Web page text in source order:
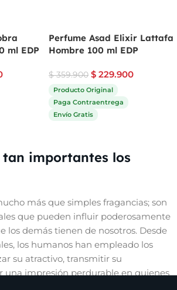
ml EDP
Perfume Asad Elixir Lattafa
Hombre 100 ml EDP
$359.900 $ 229.900
Producto Original
Paga Contraentrega
Envío Gratis
tan importantes los
más que simples fragancias; son
que pueden influir poderosamente
los demás tienen de nosotros. Desde
los humanos han empleado los
su atractivo, transmitir su
una impresión perdurable en quienes